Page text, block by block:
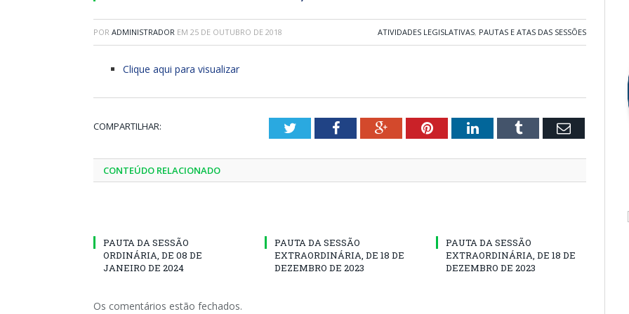
POR ADMINISTRADOR EM 25 DE OUTUBRO DE 2018 ATIVIDADES LEGISLATIVAS, PAUTAS E ATAS DAS SESSÕES
Clique aqui para visualizar
COMPARTILHAR: TwitterFacebookGoogle+PinterestLinkedInTumblr Email
CONTEÚDO RELACIONADO
PAUTA DA SESSÃO
ORDINÁRIA, DE 08 DE
JANEIRO DE 2024
PAUTA DA SESSÃO
EXTRAORDINÁRIA, DE 18 DE
DEZEMBRO DE 2023
PAUTA DA SESSÃO
EXTRAORDINÁRIA, DE 18 DE
DEZEMBRO DE 2023
Os comentários estão fechados.